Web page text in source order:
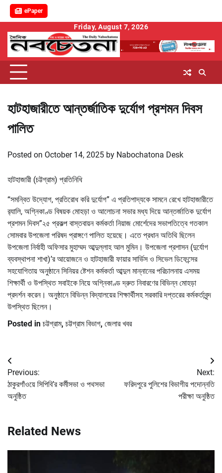
ePaper
content
Friday, August 7, 2026
হাটহাজারীতে আন্তর্জাতিক দুর্যোগ প্রশমন দিবস
পালিত
Posted on October 14, 2025 by Nabochatona Desk
হাটহাজারী (চট্টগ্রাম) প্রতিনিধি
“সমন্বিত উদ্যোগ, প্রতিরোধ করি দুর্যোগ” এ প্রতিপাদ্যকে সামনে রেখে হাটহাজারীতে
র‌্যালি, অগ্নিকাণ্ড বিষয়ক মোহড়া ও আলোচনা সভার মধ্য দিয়ে আন্তর্জাতিক দুর্যোগ
প্রশমন দিবস”২৫ প্রকল্প বাস্তবায়ন কর্মকর্তা নিয়াজ মোর্শেদের সভাপতিত্বে গতকাল
সোমবার উপজেলা পরিষদ প্রাঙ্গণে পালিত হয়েছে। এতে প্রধান অতিথি ছিলেন
উপজেলা নির্বাহী অফিসার মুহাম্মদ আব্দুল্লাহ আল মুমিন। উপজেলা প্রশাসন (দুর্যোগ
ব্যবস্থাপনা শাখা)’র আয়োজনে ও হাটহাজারী ফায়ার সার্ভিস ও সিভেল ডিফেন্সের
সহযোগিতায় অনুষ্ঠানে সিনিয়র ষ্টেশন কর্মকর্তা আব্দুল মান্নানের পরিচালনায় এসময়
শিক্ষার্থী ও উপস্থিত সবাইকে নিয়ে অগ্নিকাণ্ড দ্রুত নিবারণের বিভিন্ন মোহড়া
প্রদর্শন করেন। অনুষ্ঠানে বিভিন্ন বিদ্যালয়ের শিক্ষার্থীসহ সরকারি দপ্তরের কর্মকর্তাবৃন্দ
উপস্থিত ছিলেন।
Posted in চট্টগ্রাম, চট্টগ্রাম বিভাগ, জেলার খবর
Post
navigation
Previous:
ঠাকুরগাঁওয়ে সিপিবি’র কর্মীসভা ও পথসভা
অনুষ্ঠিত
Next:
ফরিদপুরে পুলিশের বিভাগীয় পদোন্নতি
পরীক্ষা অনুষ্ঠিত
Related News